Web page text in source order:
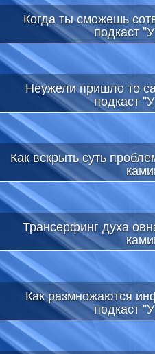
Когда ты сможешь
подкаст
Неужели пришло то
подкаст
Как вскрыть суть
Трансерфинг духа
Как размножаются
подкаст